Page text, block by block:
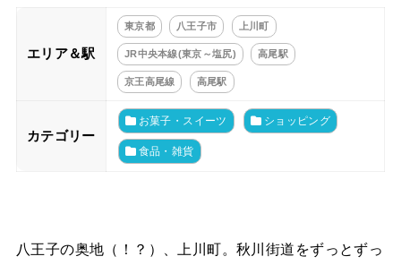
エリア＆駅
東京都 八王子市 上川町
JR中央本線(東京～塩尻) 高尾駅
京王高尾線 高尾駅
カテゴリー
お菓子・スイーツ ショッピング
食品・雑貨
八王子の奥地（！？）、上川町。秋川街道をずっとずっ